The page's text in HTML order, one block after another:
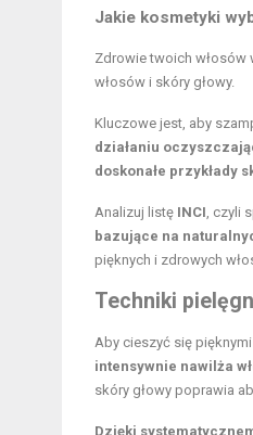
Jakie kosmetyki
Zdrowie twoich włosów
włosów i skóry głowy.
Kluczowe jest, aby
działaniu
doskonałe przykłady
Analizuj listę INCI, czyli
bazujące na
pięknych i zdrowych
Techniki
Aby cieszyć się
intensywnie nawilża
skóry głowy poprawia
Dzięki